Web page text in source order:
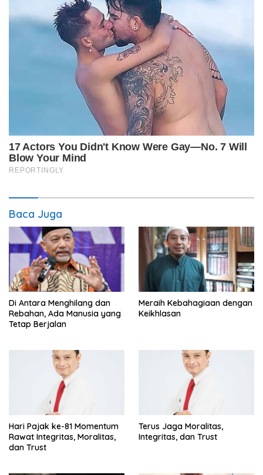
Baca Juga
Di Antara Menghilang dan
Rebahan, Ada Manusia yang
Tetap Berjalan
Meraih Kebahagiaan dengan
Keikhlasan
Hari Pajak ke-81 Momentum
Rawat Integritas, Moralitas,
dan Trust
Terus Jaga Moralitas,
Integritas, dan Trust